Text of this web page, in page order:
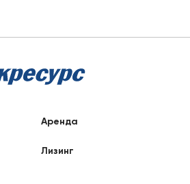
Аренда
Лизинг